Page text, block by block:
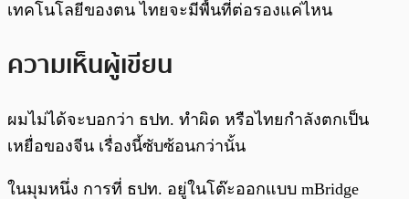
เทคโนโลยีของตน ไทยจะมีพื้นที่ต่อรองแค่ไหน
ความเห็นผู้เขียน
ผมไม่ได้จะบอกว่า ธปท. ทำผิด หรือไทยกำลังตกเป็น
เหยื่อของจีน เรื่องนี้ซับซ้อนกว่านั้น
ในมุมหนึ่ง การที่ ธปท. อยู่ในโต๊ะออกแบบ mBridge